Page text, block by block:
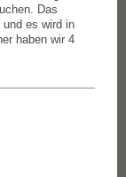
Das
es wird in
haben wir 4